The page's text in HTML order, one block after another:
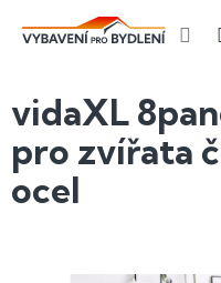
vidaXL
pro zvířata
ocel